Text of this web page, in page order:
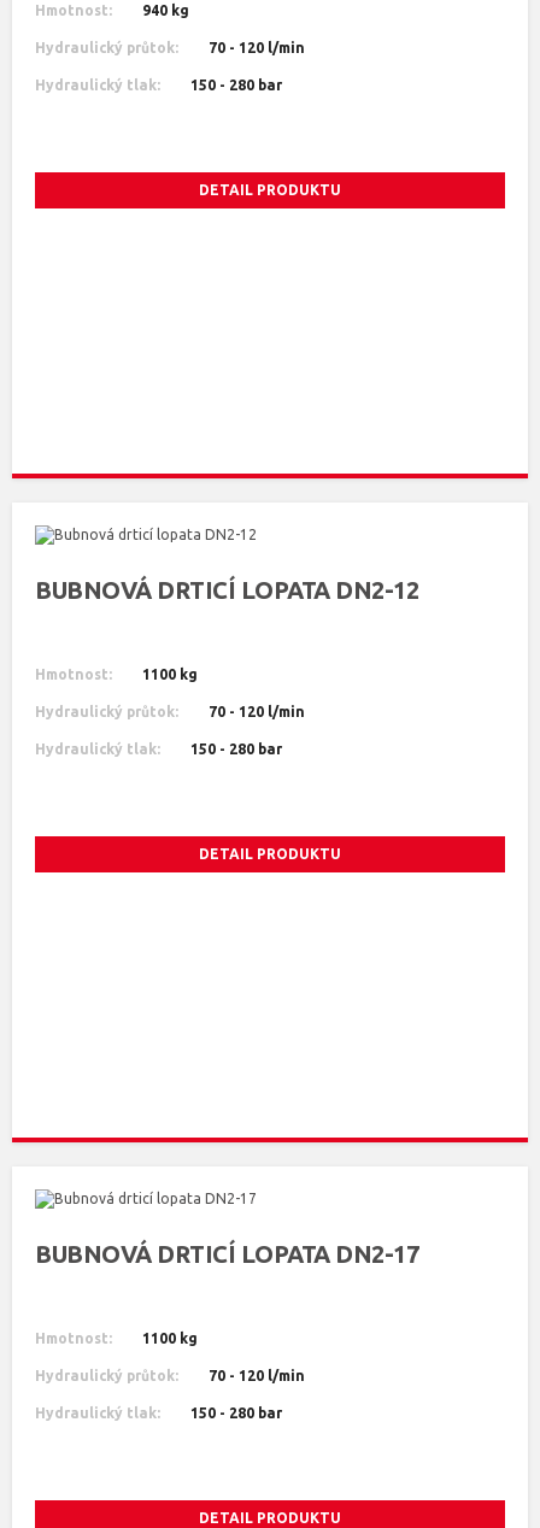
Hmotnost: 940 kg
Hydraulický průtok: 70 - 120 l/min
Hydraulický tlak: 150 - 280 bar
DETAIL PRODUKTU
BUBNOVÁ DRTICÍ LOPATA DN2-12
Hmotnost: 1100 kg
Hydraulický průtok: 70 - 120 l/min
Hydraulický tlak: 150 - 280 bar
DETAIL PRODUKTU
BUBNOVÁ DRTICÍ LOPATA DN2-17
Hmotnost: 1100 kg
Hydraulický průtok: 70 - 120 l/min
Hydraulický tlak: 150 - 280 bar
DETAIL PRODUKTU